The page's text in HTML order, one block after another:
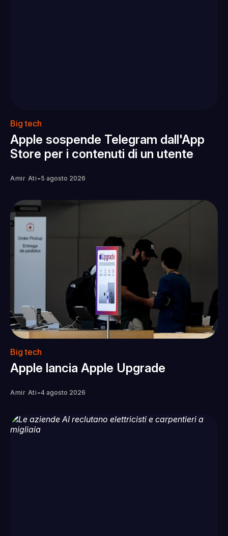
Big tech
Apple sospende Telegram dall'App
Store per i contenuti di un utente
Amir Ati -5 agosto 2026
Big tech
Apple lancia Apple Upgrade
Amir Ati -4 agosto 2026